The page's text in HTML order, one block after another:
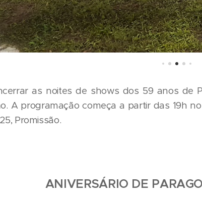
as noites de shows dos 59 anos de
A programação começa a partir das 19h
Promissão.
ANIVERSÁRIO DE